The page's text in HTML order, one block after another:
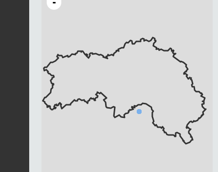
Chargement...
-